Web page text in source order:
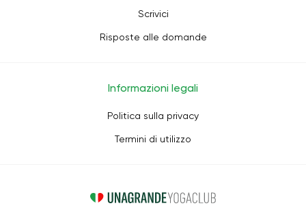
Scrivici
Risposte alle domande
Informazioni legali
Politica sulla privacy
Termini di utilizzo